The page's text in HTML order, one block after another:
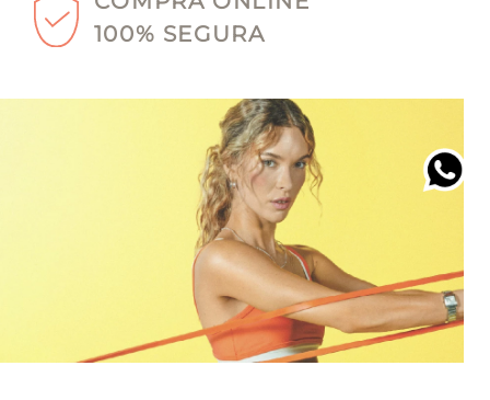
100% SEGURA